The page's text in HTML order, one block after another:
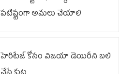
పటిష్టంగా అమలు చేయాలి
హెరిటేజ్ కోసం విజయా డెయిరీని బలి